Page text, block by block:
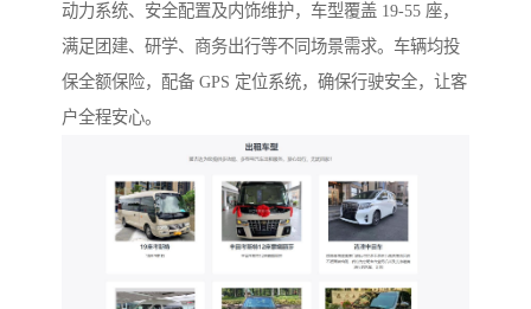
动力系统、安全配置及内饰维护，车型覆盖 19-55 座，
满足团建、研学、商务出行等不同场景需求。车辆均投
保全额保险，配备 GPS 定位系统，确保行驶安全，让客
户全程安心。